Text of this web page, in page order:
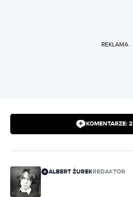
REKLAMA
KOMENTARZE: 2
ALBERT ŻUREKREDAKTOR